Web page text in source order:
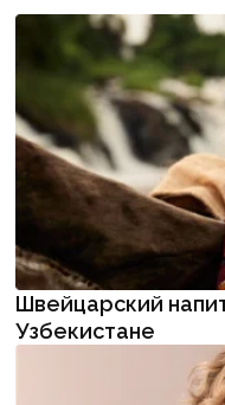
Швейцарский
Узбекистане